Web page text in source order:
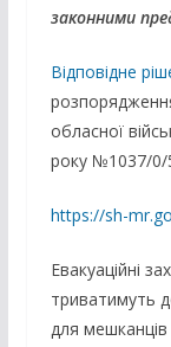
законними
Відповідне
обласної
року №1037/0/
https://sh-
Евакуаційні
триватимуть
для